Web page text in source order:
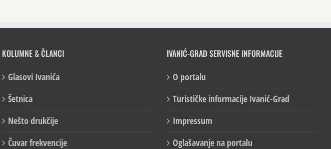
KOLUMNE & ČLANCI
Glasovi Ivanića
Šetnica
Nešto drukčije
Čuvar frekvencije
IVANIĆ-GRAD SERVISNE INFORMACIJE
O portalu
Turističke informacije Ivanić-Grad
Impressum
Oglašavanje na portalu